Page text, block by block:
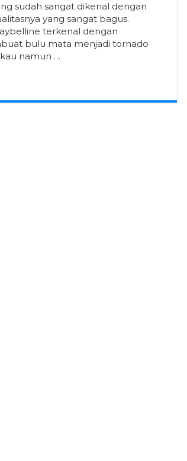
sudah sangat dikenal dengan
yang sangat bagus.
terkenal dengan
bulu mata menjadi tornado
namun …